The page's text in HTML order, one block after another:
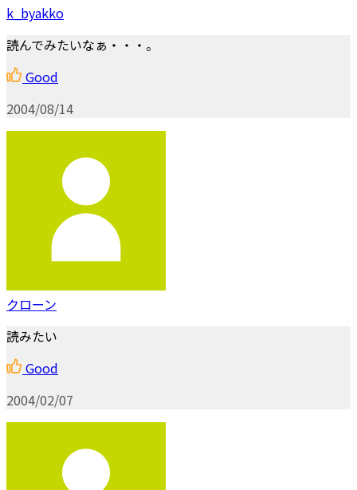
k_byakko
読んでみたいなぁ・・・。
Good
2004/08/14
クローン
読みたい
Good
2004/02/07